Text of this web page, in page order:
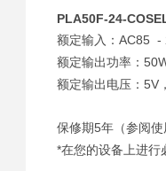
PLA50F-24-
额定输入： AC85 -
额定输出功率：
额定输出电压： 5V
保修期5年（参阅
*在您的设备上进行